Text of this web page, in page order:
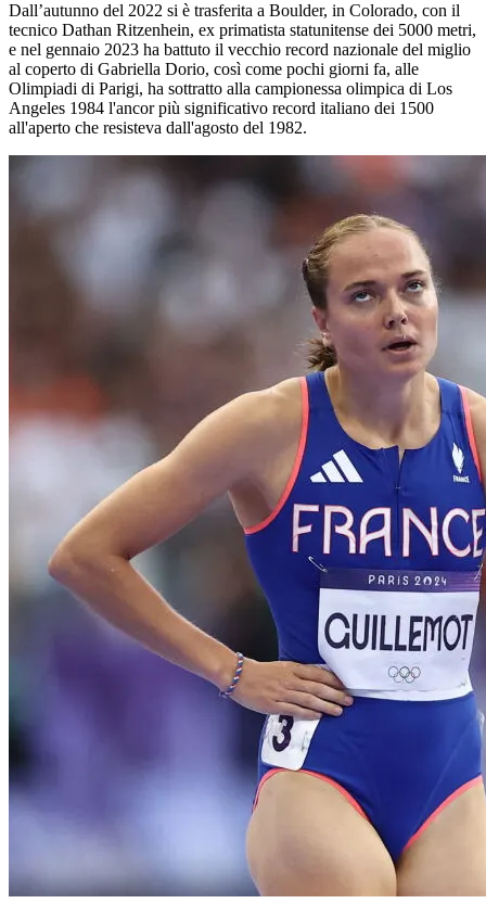
Dall’autunno del 2022 si è trasferita a Boulder, in Colorado, con il
tecnico Dathan Ritzenhein, ex primatista statunitense dei 5000 metri,
e nel gennaio 2023 ha battuto il vecchio record nazionale del miglio
al coperto di Gabriella Dorio, così come pochi giorni fa, alle
Olimpiadi di Parigi, ha sottratto alla campionessa olimpica di Los
Angeles 1984 l'ancor più significativo record italiano dei 1500
all'aperto che resisteva dall'agosto del 1982.